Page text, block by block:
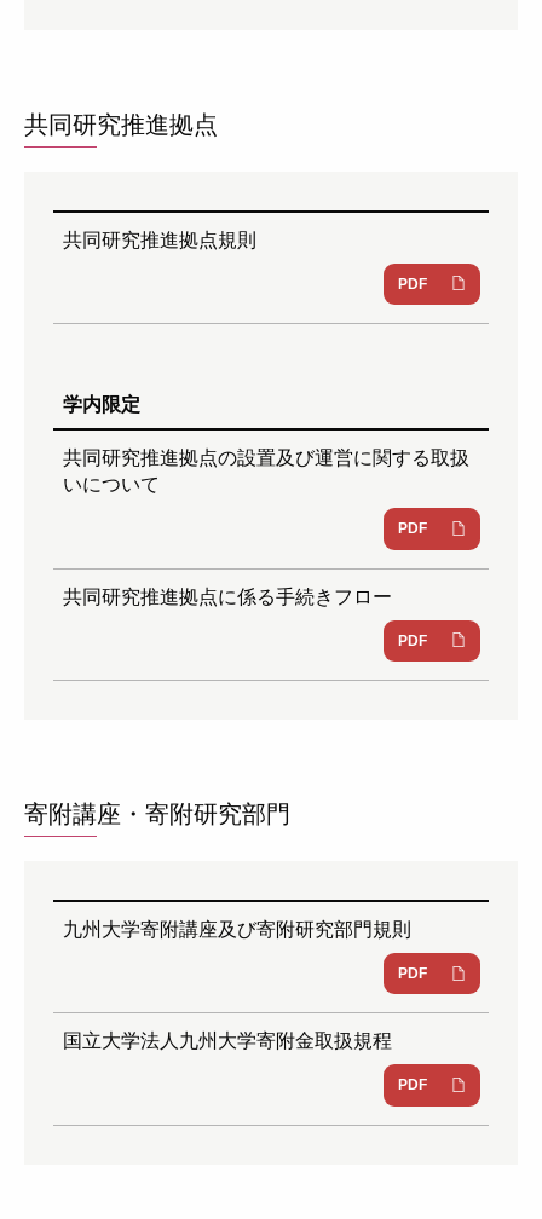
共同研究推進拠点
共同研究推進拠点規則
PDF
学内限定
共同研究推進拠点の設置及び運営に関する取扱
いについて
PDF
共同研究推進拠点に係る手続きフロー
PDF
寄附講座・寄附研究部門
九州大学寄附講座及び寄附研究部門規則
PDF
国立大学法人九州大学寄附金取扱規程
PDF